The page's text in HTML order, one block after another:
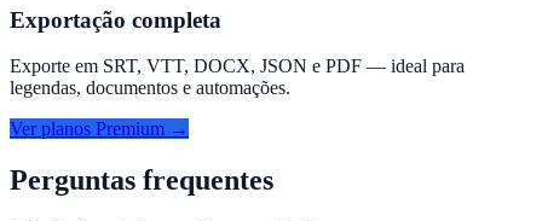
Exportação completa
Exporte em SRT, VTT, DOCX, JSON e PDF — ideal para
legendas, documentos e automações.
Ver planos Premium →
Perguntas frequentes